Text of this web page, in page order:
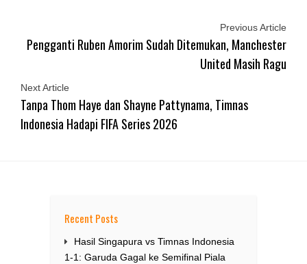
Previous Article
Pengganti Ruben Amorim Sudah Ditemukan, Manchester
United Masih Ragu
Next Article
Tanpa Thom Haye dan Shayne Pattynama, Timnas
Indonesia Hadapi FIFA Series 2026
Recent Posts
Hasil Singapura vs Timnas Indonesia
1-1: Garuda Gagal ke Semifinal Piala